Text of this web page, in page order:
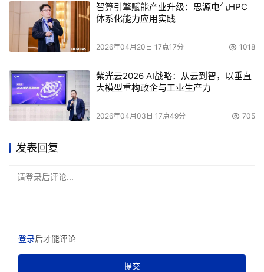
智算引擎赋能产业升级：思源电气HPC
体系化能力应用实践
2026年04月20日 17点17分 1018
紫光云2026 AI战略：从云到智，以垂直
大模型重构政企与工业生产力
2026年04月03日 17点49分 705
发表回复
请登录后评论...
登录后才能评论
提交